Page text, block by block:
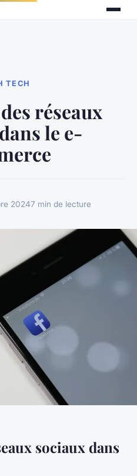
TECH
réseaux
le e-
20247 min de lecture
sociaux dans